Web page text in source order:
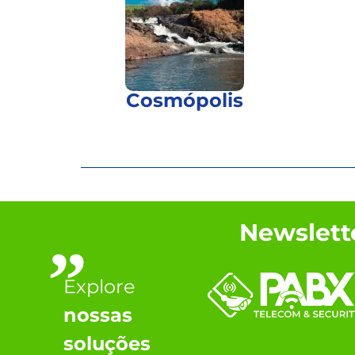
Cosmópolis
”
Explore
nossas
soluções